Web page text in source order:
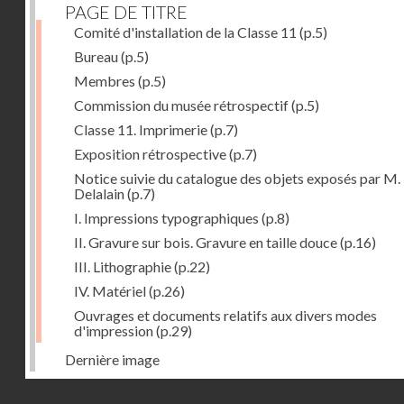
PAGE DE TITRE
Comité d'installation de la Classe 11 (p.5)
Bureau(p.5)
Membres (p.5)
Commission du musée rétrospectif(p.5)
Classe 11. Imprimerie(p.7)
Exposition rétrospective(p.7)
Notice suivie du catalogue des objets exposés par M.
Delalain(p.7)
I. Impressions typographiques (p.8)
II. Gravure sur bois. Gravure en taille douce(p.16)
III. Lithographie(p.22)
IV. Matériel(p.26)
Ouvrages et documents relatifs aux divers modes
d'impression(p.29)
Dernière image